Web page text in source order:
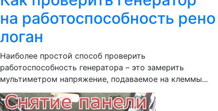
на работоспособность рено
логан
Наиболее простой способ проверить
работоспособность генератора – это замерить
мультиметром напряжение, подаваемое на клеммы...